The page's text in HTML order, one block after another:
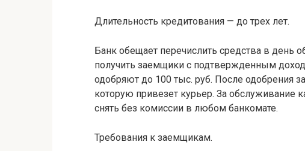
Длительность кредитования — до трех лет.
Банк обещает перечислить средства в день
получить заемщики с подтвержденным
одобряют до 100 тыс. руб. После одобрения
которую привезет курьер. За обслуживание
снять без комиссии в любом банкомате.
Требования к заемщикам.